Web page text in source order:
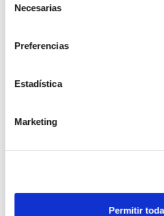
Necesarias
Preferencias
Estadística
Marketing
Permitir
NATURE'S PLUS
SUPER C COMPLEX VITAMINA C